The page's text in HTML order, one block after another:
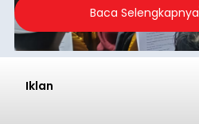
Baca Selengkapnya
Iklan